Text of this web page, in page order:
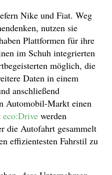
Nike und Fiat. Weg
nutzen sie
Plattformen für ihre
im Schuh integrierten
möglich, die
Daten in einem
anschließend
Automobil-Markt einen
eco:Drive werden
die Autofahrt gesammelt
effizientesten Fahrstil zu